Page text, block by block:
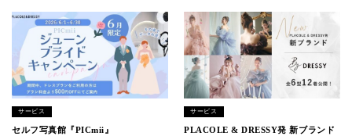
サービス
セルフ写真館『PICmii』
サービス
PLACOLE & DRESSY発 新ブランド